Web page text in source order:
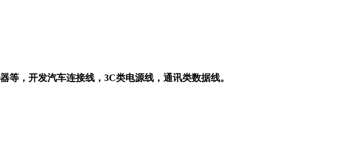
，开发汽车连接线，3C类电源线，通讯类数据线。